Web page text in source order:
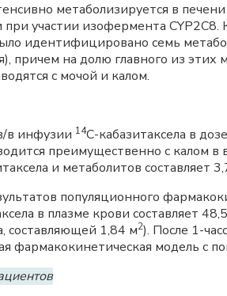
метаболизируется в
участии изофермента
идентифицировано семь
причем на долю главного из этих
с мочой и калом.
в инфузии 14C-кабазитаксела в
преимущественно с калом
и метаболитов
популяционного
в плазме крови составляет
составляющей 1,84 м2). После 1-
фармакокинетическая модель с